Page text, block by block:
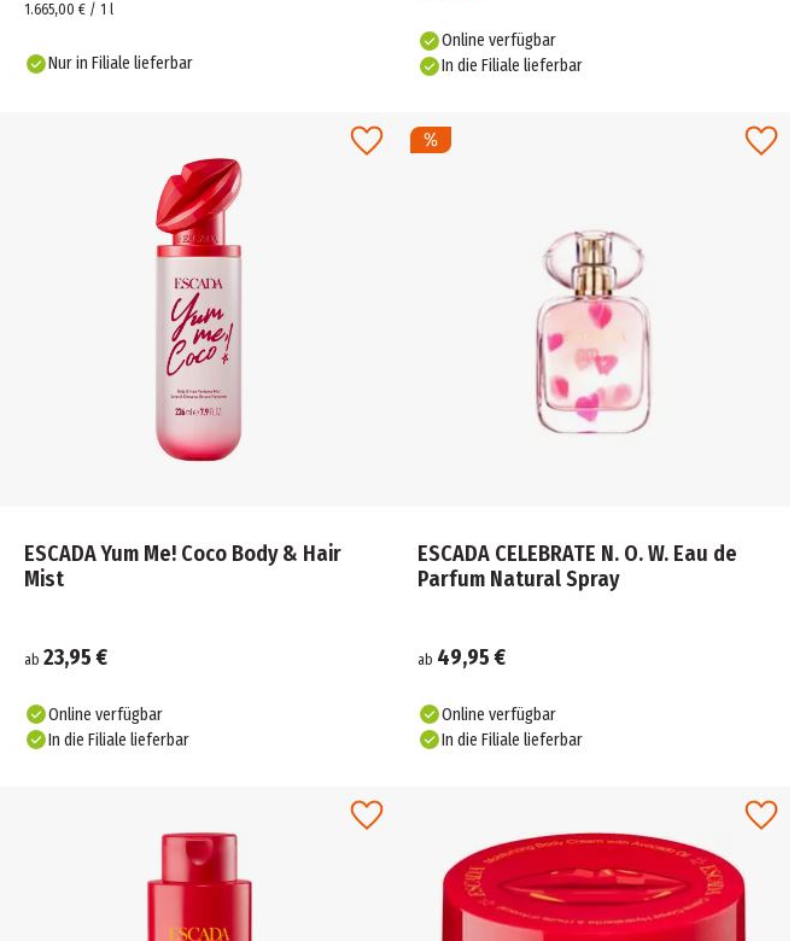
1.665,00 € / 1 l
Nur in Filiale lieferbar
Online verfügbar
In die Filiale lieferbar
ESCADA Yum Me! Coco Body & Hair
Mist
ab 23,95 €
Online verfügbar
In die Filiale lieferbar
ESCADA CELEBRATE N. O. W. Eau de
Parfum Natural Spray
ab 49,95 €
Online verfügbar
In die Filiale lieferbar